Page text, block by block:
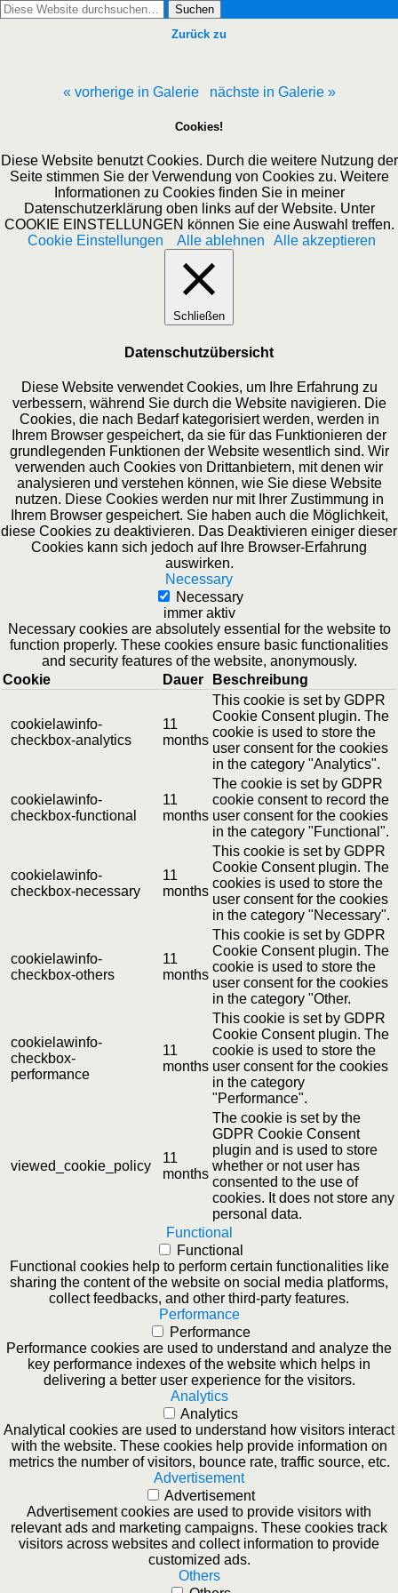
Zurück zu
« vorherige in Galerie nächste in Galerie »
Cookies!
Diese Website benutzt Cookies. Durch die weitere Nutzung der
Seite stimmen Sie der Verwendung von Cookies zu. Weitere
Informationen zu Cookies finden Sie in meiner
Datenschutzerklärung oben links auf der Website. Unter
COOKIE EINSTELLUNGEN können Sie eine Auswahl treffen.
Cookie Einstellungen
Alle ablehnen Alle akzeptieren
Schließen
Datenschutzübersicht
Diese Website verwendet Cookies, um Ihre Erfahrung zu
verbessern, während Sie durch die Website navigieren. Die
Cookies, die nach Bedarf kategorisiert werden, werden in
Ihrem Browser gespeichert, da sie für das Funktionieren der
grundlegenden Funktionen der Website wesentlich sind. Wir
verwenden auch Cookies von Drittanbietern, mit denen wir
analysieren und verstehen können, wie Sie diese Website
nutzen. Diese Cookies werden nur mit Ihrer Zustimmung in
Ihrem Browser gespeichert. Sie haben auch die Möglichkeit,
diese Cookies zu deaktivieren. Das Deaktivieren einiger dieser
Cookies kann sich jedoch auf Ihre Browser-Erfahrung
auswirken.
Necessary
Necessary
immer aktiv
Necessary cookies are absolutely essential for the website to
function properly. These cookies ensure basic functionalities
and security features of the website, anonymously.
Cookie
Dauer Beschreibung
cookielawinfo-
checkbox-analytics
11
months
This cookie is set by GDPR
Cookie Consent plugin. The
cookie is used to store the
user consent for the cookies
in the category "Analytics".
cookielawinfo-
checkbox-functional
11
months
The cookie is set by GDPR
cookie consent to record the
user consent for the cookies
in the category "Functional".
cookielawinfo-
checkbox-necessary
11
months
This cookie is set by GDPR
Cookie Consent plugin. The
cookies is used to store the
user consent for the cookies
in the category "Necessary".
cookielawinfo-
checkbox-others
11
months
This cookie is set by GDPR
Cookie Consent plugin. The
cookie is used to store the
user consent for the cookies
in the category "Other.
cookielawinfo-
checkbox-
performance
11
months
This cookie is set by GDPR
Cookie Consent plugin. The
cookie is used to store the
user consent for the cookies
in the category
"Performance".
viewed_cookie_policy
11
months
The cookie is set by the
GDPR Cookie Consent
plugin and is used to store
whether or not user has
consented to the use of
cookies. It does not store any
personal data.
Functional
Functional
Functional cookies help to perform certain functionalities like
sharing the content of the website on social media platforms,
collect feedbacks, and other third-party features.
Performance
Performance
Performance cookies are used to understand and analyze the
key performance indexes of the website which helps in
delivering a better user experience for the visitors.
Analytics
Analytics
Analytical cookies are used to understand how visitors interact
with the website. These cookies help provide information on
metrics the number of visitors, bounce rate, traffic source, etc.
Advertisement
Advertisement
Advertisement cookies are used to provide visitors with
relevant ads and marketing campaigns. These cookies track
visitors across websites and collect information to provide
customized ads.
Others